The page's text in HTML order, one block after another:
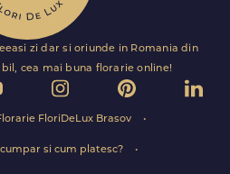
zi dar si oriunde in Romania din
cea mai buna florarie online!
FloriDeLux Brasov
si cum platesc?